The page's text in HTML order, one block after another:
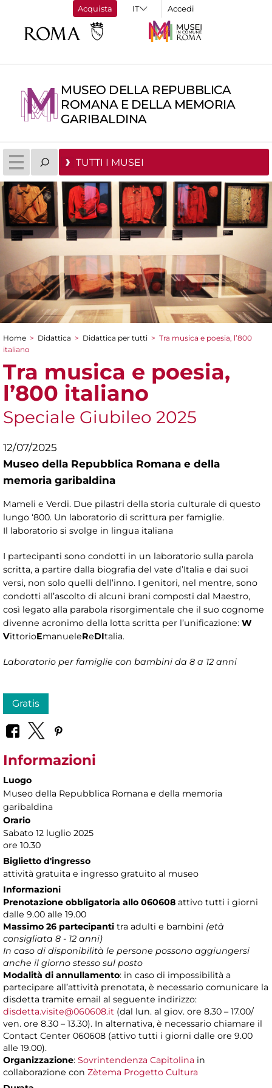
Acquista Accedi
MUSEO DELLA REPUBBLICA
ROMANA E DELLA MEMORIA
GARIBALDINA
TUTTI I MUSEI
Tu sei qui
Home > Didattica > Didattica per tutti > Tra musica e poesia, l’800
italiano
Tra musica e poesia,
l’800 italiano
Speciale Giubileo 2025
12/07/2025
Museo della Repubblica Romana e della
memoria garibaldina
Mameli e Verdi. Due pilastri della storia culturale di questo
lungo ‘800. Un laboratorio di scrittura per famiglie.
Il laboratorio si svolge in lingua italiana
I partecipanti sono condotti in un laboratorio sulla parola
scritta, a partire dalla biografia del vate d’Italia e dai suoi
versi, non solo quelli dell’inno. I genitori, nel mentre, sono
condotti all’ascolto di alcuni brani composti dal Maestro,
così legato alla parabola risorgimentale che il suo cognome
divenne acronimo della lotta scritta per l’unificazione: W
VittorioEmanueleReDItalia.
Laboratorio per famiglie con bambini da 8 a 12 anni
Gratis
Informazioni
Luogo
Museo della Repubblica Romana e della memoria
garibaldina
Orario
Sabato 12 luglio 2025
ore 10.30
Biglietto d'ingresso
attività gratuita e ingresso gratuito al museo
Informazioni
Prenotazione obbligatoria allo 060608 attivo tutti i giorni
dalle 9.00 alle 19.00
Massimo 26 partecipanti tra adulti e bambini (età
consigliata 8 - 12 anni)
In caso di disponibilità le persone possono aggiungersi
anche il giorno stesso sul posto
Modalità di annullamento: in caso di impossibilità a
partecipare all’attività prenotata, è necessario comunicare la
disdetta tramite email al seguente indirizzo:
disdetta.visite@060608.it (dal lun. al giov. ore 8.30 – 17.00/
ven. ore 8.30 – 13.30). In alternativa, è necessario chiamare il
Contact Center 060608 (attivo tutti i giorni dalle ore 9.00
alle 19.00).
Organizzazione: Sovrintendenza Capitolina in
collaborazione con Zètema Progetto Cultura